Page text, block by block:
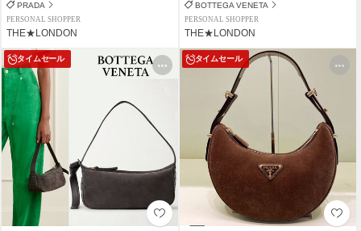
PRADA
PERSONAL SHOPPER
THE★LONDON
BOTTEGA VENETA
PERSONAL SHOPPER
THE★LONDON
タイムセール タイムセール